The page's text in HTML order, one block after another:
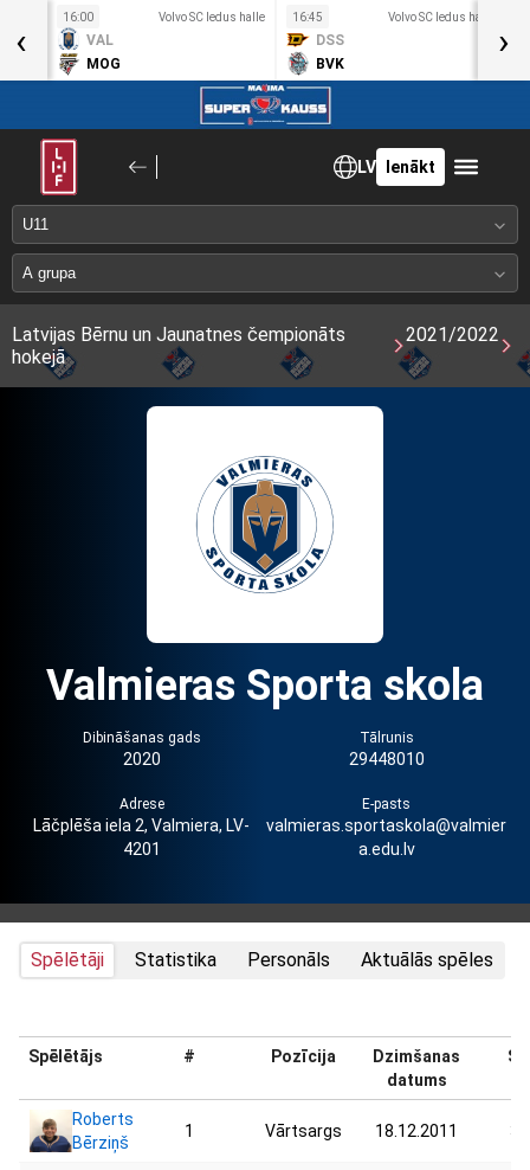
16:00 Volvo SC ledus halle
VAL
MOG
16:45 Volvo SC ledus halle
DSS
BVK
‹ ›
LV Ienākt
Latvijas Bērnu un Jaunatnes čempionāts
hokejā
2021/2022
Valmieras Sporta skola
Dibināšanas gads
2020
Tālrunis
29448010
Adrese
Lāčplēša iela 2, Valmiera, LV-
4201
E-pasts
valmieras.sportaskola@valmier
a.edu.lv
Spēlētāji Statistika Personāls Aktuālās spēles
Spēlētājs # Pozīcija
Dzimšanas
datums
Roberts
Bērziņš
1 Vārtsargs 18.12.2011